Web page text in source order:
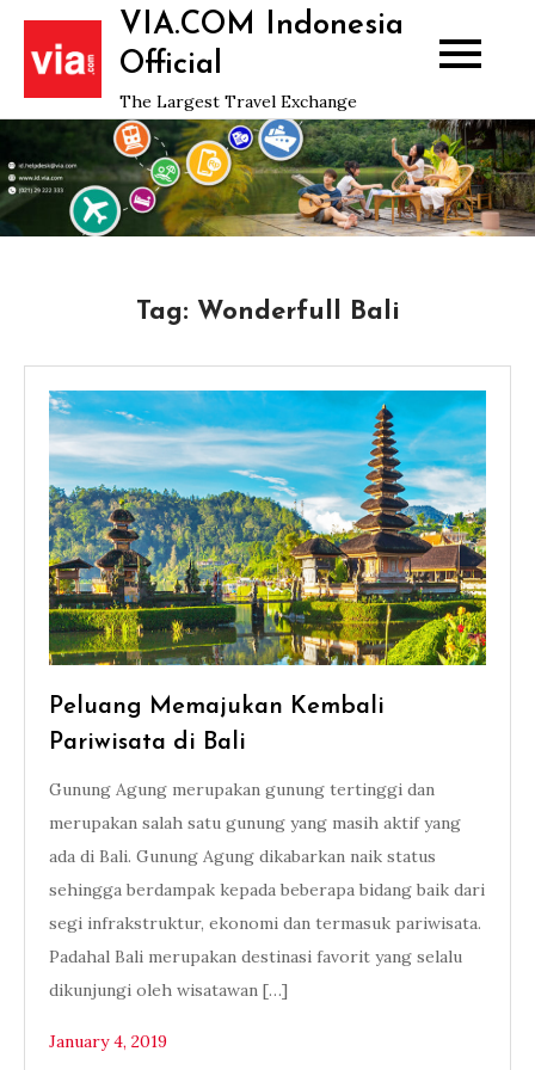
Skip
content
VIA.COM Indonesia
Official
The Largest Travel Exchange
Tag: Wonderfull Bali
Peluang Memajukan Kembali
Pariwisata di Bali
Gunung Agung merupakan gunung tertinggi dan
merupakan salah satu gunung yang masih aktif yang
ada di Bali. Gunung Agung dikabarkan naik status
sehingga berdampak kepada beberapa bidang baik dari
segi infrakstruktur, ekonomi dan termasuk pariwisata.
Padahal Bali merupakan destinasi favorit yang selalu
dikunjungi oleh wisatawan […]
January 4, 2019